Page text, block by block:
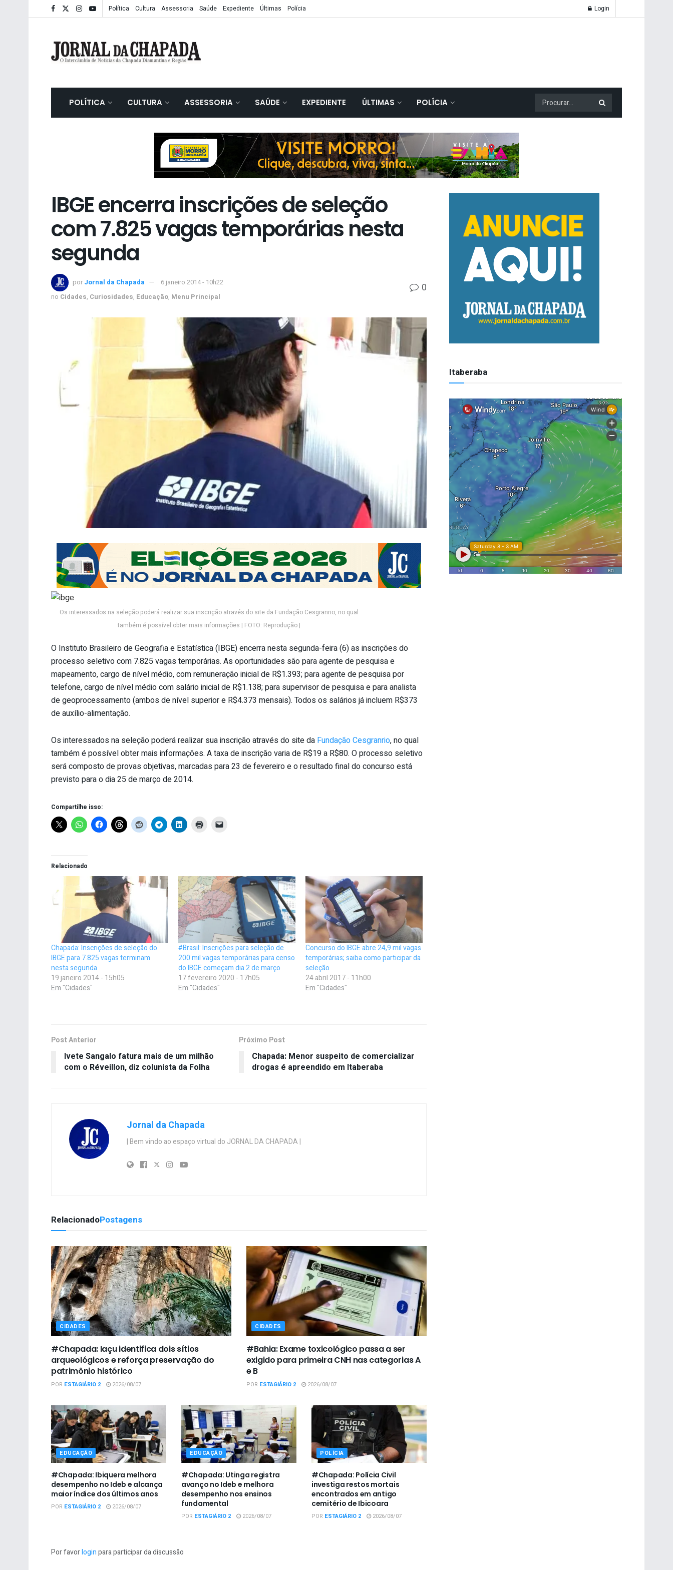
Política Cultura Assessoria Saúde Expediente Últimas Polícia Login
POLÍTICA CULTURA ASSESSORIA SAÚDE EXPEDIENTE ÚLTIMAS POLÍCIA
IBGE encerra inscrições de seleção
com 7.825 vagas temporárias nesta
segunda
por Jornal da Chapada
6 janeiro 2014 - 10h22
no Cidades, Curiosidades, Educação, Menu Principal
0
Os interessados na seleção poderá realizar sua inscrição através do site da Fundação Cesgranrio, no qual
também é possível obter mais informações | FOTO: Reprodução |
O Instituto Brasileiro de Geografia e Estatística (IBGE) encerra nesta segunda-feira (6) as inscrições do
processo seletivo com 7.825 vagas temporárias. As oportunidades são para agente de pesquisa e
mapeamento, cargo de nível médio, com remuneração inicial de R$1.393; para agente de pesquisa por
telefone, cargo de nível médio com salário inicial de R$1.138; para supervisor de pesquisa e para analista
de geoprocessamento (ambos de nível superior e R$4.373 mensais). Todos os salários já incluem R$373
de auxílio-alimentação.
Os interessados na seleção poderá realizar sua inscrição através do site da Fundação Cesgranrio, no qual
também é possível obter mais informações. A taxa de inscrição varia de R$19 a R$80. O processo seletivo
será composto de provas objetivas, marcadas para 23 de fevereiro e o resultado final do concurso está
previsto para o dia 25 de março de 2014.
Compartilhe isso:
Relacionado
Chapada: Inscrições de seleção do
IBGE para 7.825 vagas terminam
nesta segunda
19 janeiro 2014 - 15h05
Em "Cidades"
#Brasil: Inscrições para seleção de
200 mil vagas temporárias para censo
do IBGE começam dia 2 de março
17 fevereiro 2020 - 17h05
Em "Cidades"
Concurso do IBGE abre 24,9 mil vagas
temporárias; saiba como participar da
seleção
24 abril 2017 - 11h00
Em "Cidades"
Post Anterior
Ivete Sangalo fatura mais de um milhão
com o Réveillon, diz colunista da Folha
Próximo Post
Chapada: Menor suspeito de comercializar
drogas é apreendido em Itaberaba
Jornal da Chapada
| Bem vindo ao espaço virtual do JORNAL DA CHAPADA |
RelacionadoPostagens
CIDADES
#Chapada: Iaçu identifica dois sítios
arqueológicos e reforça preservação do
patrimônio histórico
POR ESTAGIÁRIO 2 2026/08/07
CIDADES
#Bahia: Exame toxicológico passa a ser
exigido para primeira CNH nas categorias A
e B
POR ESTAGIÁRIO 2 2026/08/07
EDUCAÇÃO
#Chapada: Ibiquera melhora
desempenho no Ideb e alcança
maior índice dos últimos anos
POR ESTAGIÁRIO 2 2026/08/07
EDUCAÇÃO
#Chapada: Utinga registra
avanço no Ideb e melhora
desempenho nos ensinos
fundamental
POR ESTAGIÁRIO 2 2026/08/07
POLÍCIA
#Chapada: Polícia Civil
investiga restos mortais
encontrados em antigo
cemitério de Ibicoara
POR ESTAGIÁRIO 2 2026/08/07
Por favorloginpara participar da discussão
Itaberaba